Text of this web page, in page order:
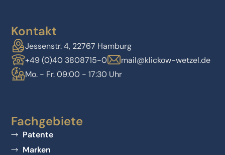
Kontakt
Jessenstr. 4, 22767 Hamburg
+49 (0)40 3808715-0
mail@klickow-wetzel.de
Mo. - Fr. 09:00 - 17:30 Uhr
Fachgebiete
Patente
Marken